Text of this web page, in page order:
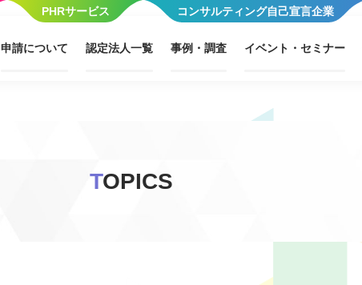
申請について 認定法人一覧 事例・調査 イベント・セミナー
コンサルティング自己宣言企業
PHRサービス
TOPICS